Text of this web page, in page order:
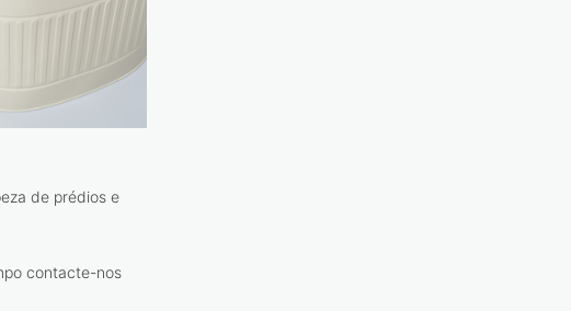
de prédios e
contacte-nos